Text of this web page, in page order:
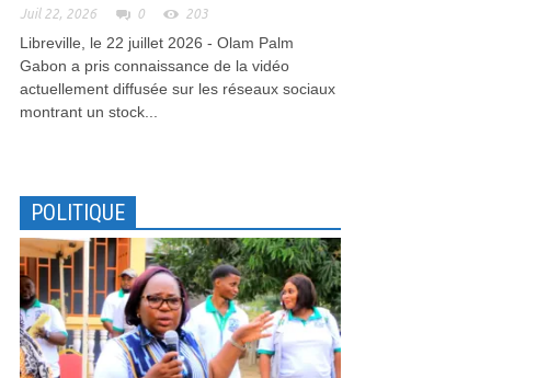
Juil 22, 2026 0 203
Libreville, le 22 juillet 2026 - Olam Palm
Gabon a pris connaissance de la vidéo
actuellement diffusée sur les réseaux sociaux
montrant un stock...
POLITIQUE